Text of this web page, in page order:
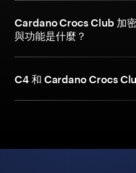
Cardano Crocs Club 加
與功能是什麼？
C4 和 Cardano Crocs